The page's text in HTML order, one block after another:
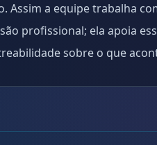
Assim a equipe trabalha
profissional; ela apoia
sobre o que